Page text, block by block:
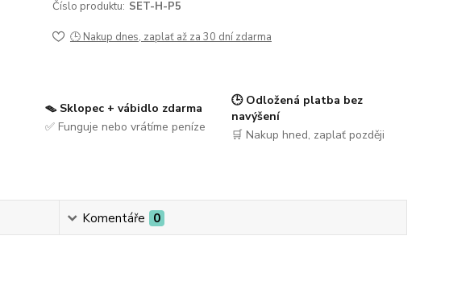
Číslo produktu: SET-H-P5
🕒 Nakup dnes, zaplať až za 30 dní zdarma
🪤 Sklopec + vábidlo zdarma
✅ Funguje nebo vrátíme peníze
🕒 Odložená platba bez
navýšení
🛒 Nakup hned, zaplať později
Komentáře 0